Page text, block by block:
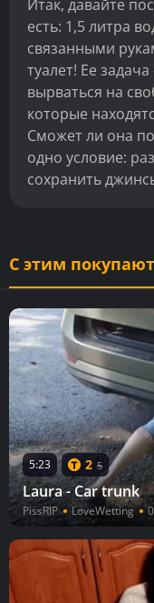
Итак, давайте
есть: 1,5 литра
связанными
туалет! Ее
вырваться на
которые
Сможет ли она
одно условие:
сохранить
С этим покупают
5:23 2 5
Laura - Car trunk
PissRIP LoveWetting